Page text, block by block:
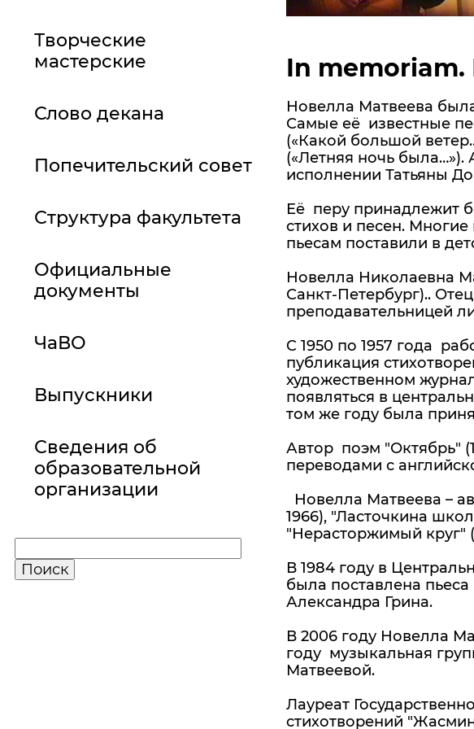
Творческие
мастерские
Слово декана
Попечительский совет
Структура факультета
Официальные
документы
ЧаВО
Выпускники
Сведения об
образовательной
организации
In memoriam.
Новелла Матвеева
Самые её известные
(«Какой большой
(«Летняя ночь
исполнении Татьяны
Её перу принадлежит
стихов и песен.
пьесам поставили в
Новелла Николаевна
Санкт-Петербург)..
преподавательницей
C 1950 по 1957 года
публикация
художественном
появляться в
том же году была
Автор поэм "Октябрь"
переводами с
Новелла Матвеева –
1966), "Ласточкина
"Нерасторжимый круг"
В 1984 году в
была поставлена
Александра Грина.
В 2006 году Новелла
году музыкальная
Матвеевой.
Лауреат
стихотворений